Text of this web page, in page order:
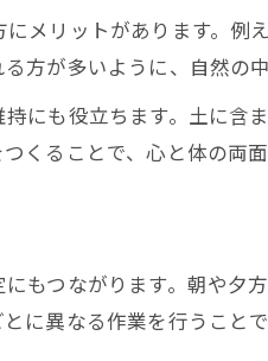
メリットがあります。
方が多いように、自然の
にも役立ちます。土に
くることで、心と体の両
もつながります。朝や
に異なる作業を行うこ